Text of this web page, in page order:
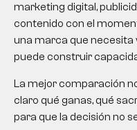
marketing digital,
contenido con el
una marca que necesita
puede construir
La mejor comparación
claro qué ganas, qué
para que la decisión no